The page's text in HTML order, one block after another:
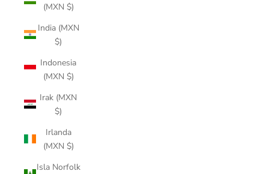
(MXN $)
India (MXN
$)
Indonesia
(MXN $)
Irak (MXN
$)
Irlanda
(MXN $)
Isla Norfolk